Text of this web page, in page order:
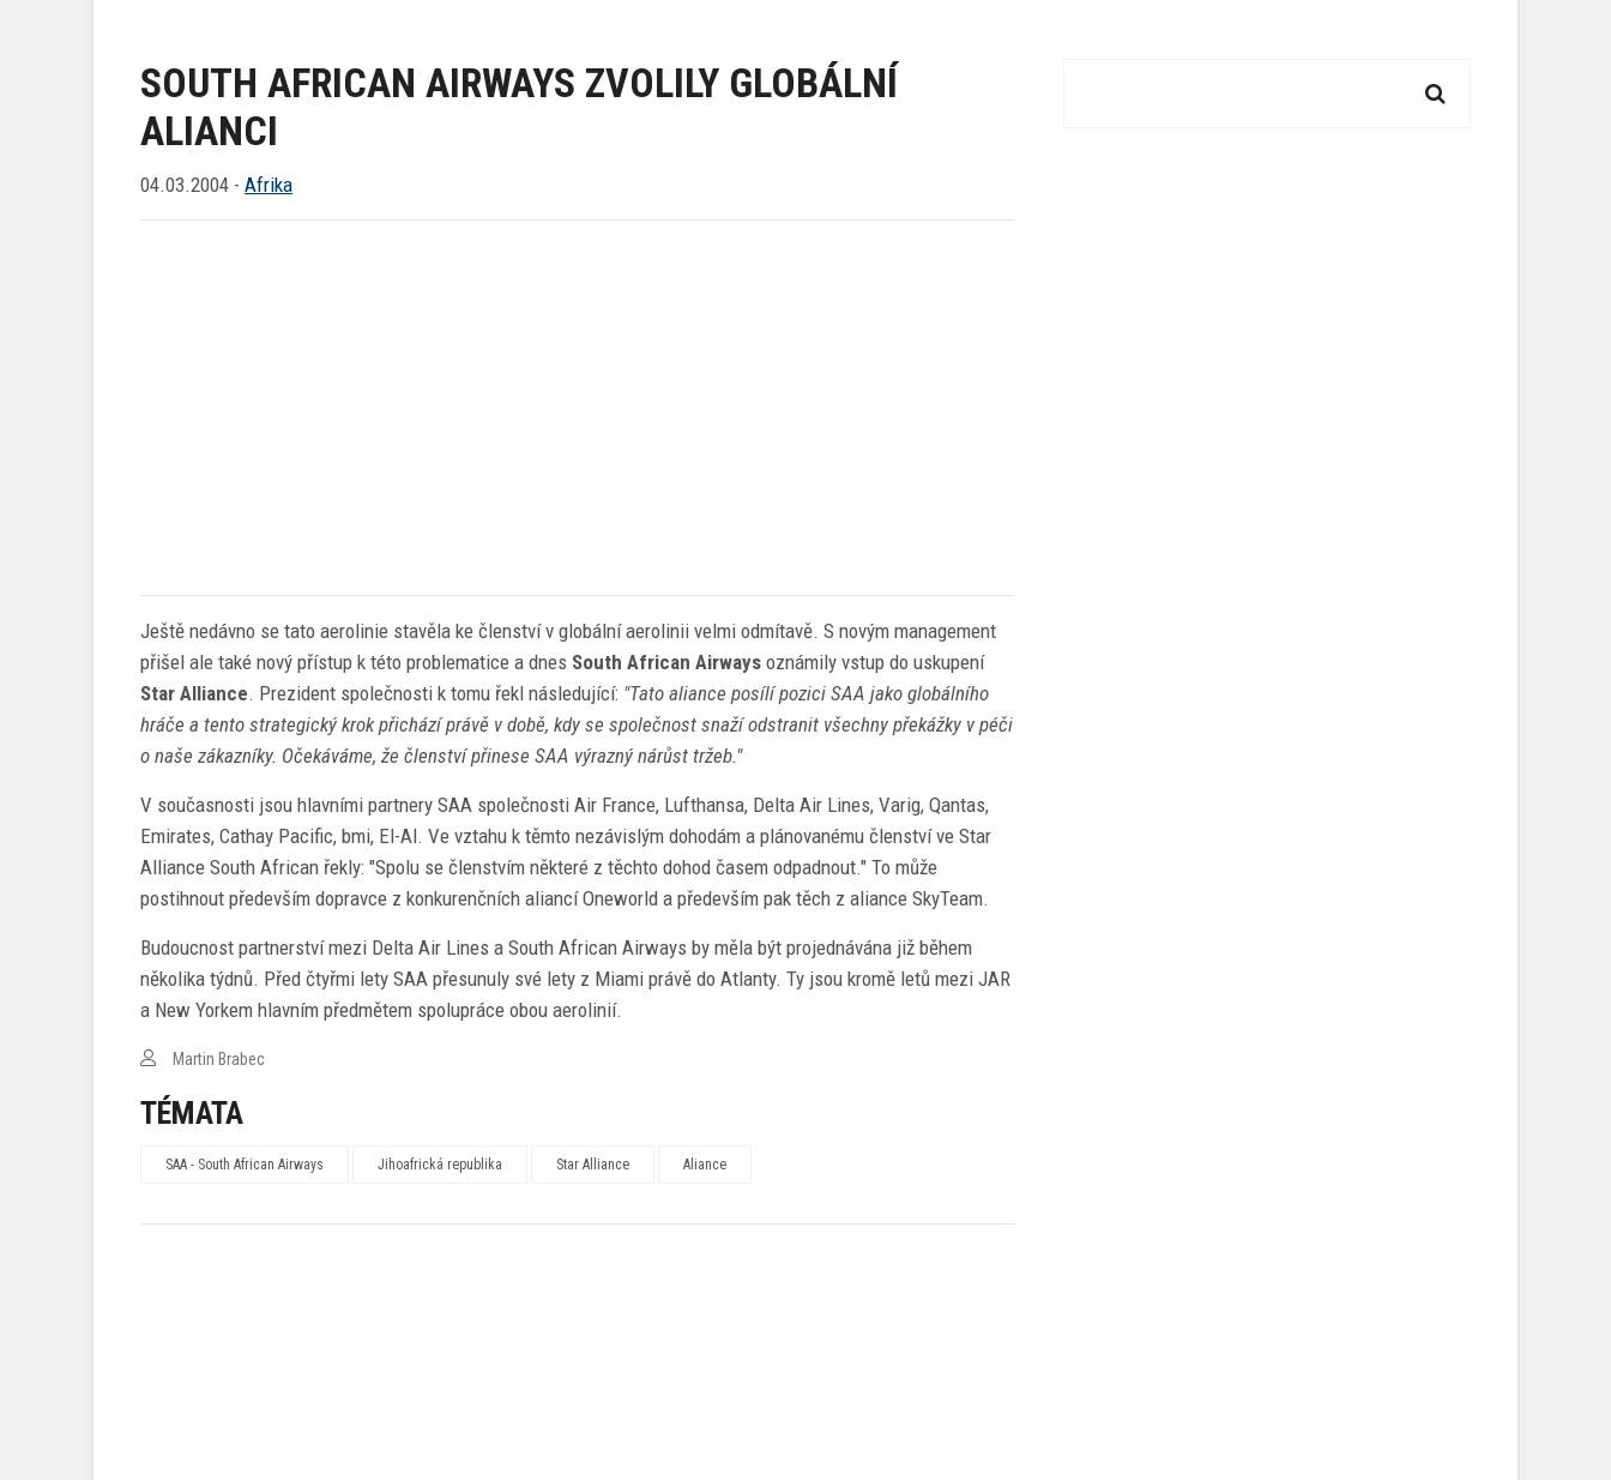
SOUTH AFRICAN AIRWAYS ZVOLILY GLOBÁLNÍ
ALIANCI
04.03.2004 - Afrika
Ještě nedávno se tato aerolinie stavěla ke členství v globální aerolinii velmi odmítavě. S novým management
přišel ale také nový přístup k této problematice a dnes South African Airways oznámily vstup do uskupení
Star Alliance. Prezident společnosti k tomu řekl následující: "Tato aliance posílí pozici SAA jako globálního
hráče a tento strategický krok přichází právě v době, kdy se společnost snaží odstranit všechny překážky v péči
o naše zákazníky. Očekáváme, že členství přinese SAA výrazný nárůst tržeb."
V současnosti jsou hlavními partnery SAA společnosti Air France, Lufthansa, Delta Air Lines, Varig, Qantas,
Emirates, Cathay Pacific, bmi, El-Al. Ve vztahu k těmto nezávislým dohodám a plánovanému členství ve Star
Alliance South African řekly: "Spolu se členstvím některé z těchto dohod časem odpadnout." To může
postihnout především dopravce z konkurenčních aliancí Oneworld a především pak těch z aliance SkyTeam.
Budoucnost partnerství mezi Delta Air Lines a South African Airways by měla být projednávána již během
několika týdnů. Před čtyřmi lety SAA přesunuly své lety z Miami právě do Atlanty. Ty jsou kromě letů mezi JAR
a New Yorkem hlavním předmětem spolupráce obou aerolinií.
Martin Brabec
TÉMATA
SAA - South African Airways Jihoafrická republika Star Alliance Aliance